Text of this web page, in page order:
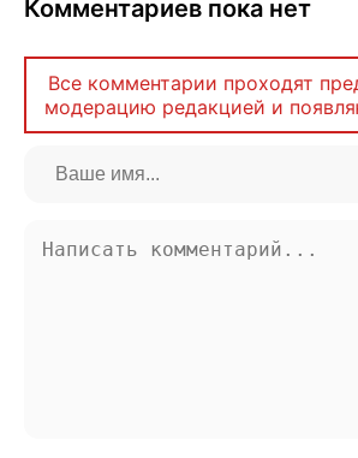
Комментариев пока нет
Все комментарии проходят
модерацию редакцией и